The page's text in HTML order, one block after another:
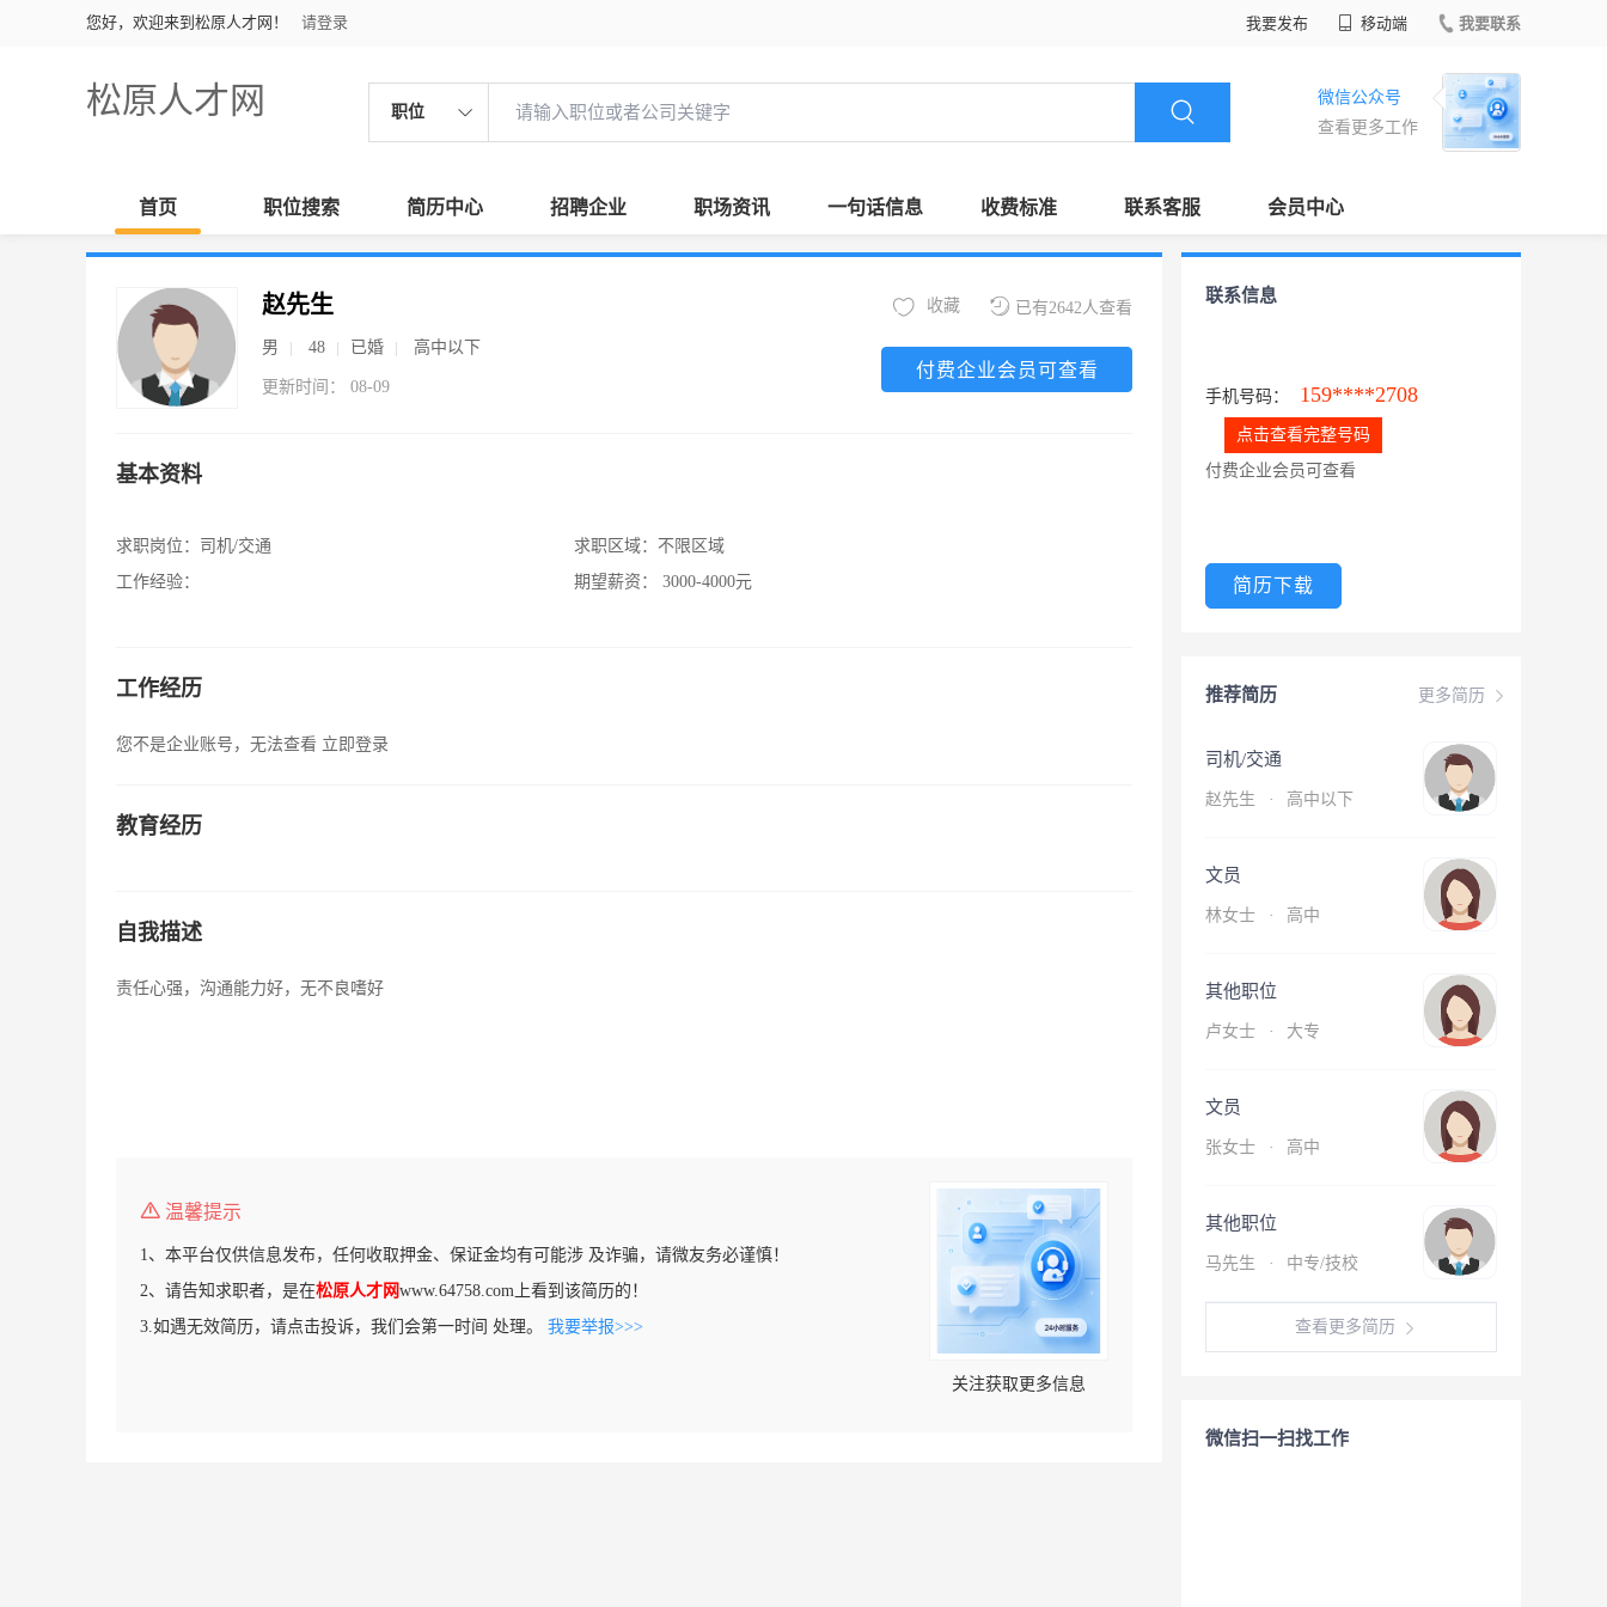
您好，欢迎来到松原人才网！ 请登录 我要发布 移动端 我要联系
松原人才网 职位
微信公众号
查看更多工作
首页 职位搜索 简历中心 招聘企业 职场资讯 一句话信息 收费标准 联系客服 会员中心
赵先生
男 48 已婚 高中以下
更新时间： 08-09
已有2642人查看
收藏
付费企业会员可查看
基本资料
求职岗位： 司机/交通
工作经验：
求职区域： 不限区域
期望薪资：
3000-4000元
工作经历
您不是企业账号，无法查看 立即登录
教育经历
自我描述
责任心强，沟通能力好，无不良嗜好
温馨提示
1、本平台仅供信息发布，任何收取押金、保证金均有可能涉 及诈骗，请微友务必谨慎！
2、请告知求职者，是在松原人才网www.64758.com上看到该简历的！
3.如遇无效简历，请点击投诉，我们会第一时间 处理。 我要举报>>>
关注获取更多信息
联系信息
手机号码： 159****2708
点击查看完整号码
付费企业会员可查看
简历下载
更多简历
推荐简历
司机/交通
赵先生 · 高中以下
文员
林女士 · 高中
其他职位
卢女士 · 大专
文员
张女士 · 高中
其他职位
马先生 · 中专/技校
查看更多简历
微信扫一扫找工作